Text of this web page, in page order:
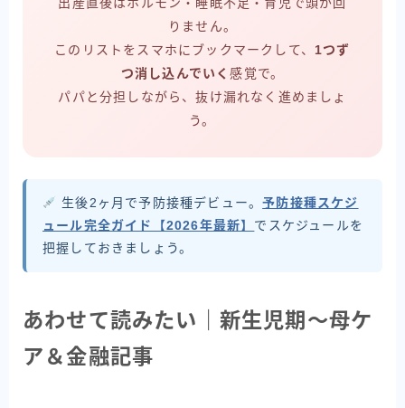
りません。
このリストをスマホにブックマークして、 1つず
つ消し込んでいく感覚で。
パパと分担しながら、抜け漏れなく進めましょ
う。
生後2ヶ月で予防接種デビュー。予防接種スケジ
ュール完全ガイド【2026年最新】 でスケジュールを
把握しておきましょう。
あわせて読みたい｜新生児期〜母ケ
ア＆金融記事